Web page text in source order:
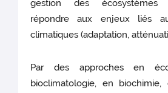
gestion des écosystèmes
répondre aux enjeux liés
climatiques (adaptation,
Par des approches en
bioclimatologie, en